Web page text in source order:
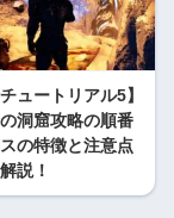
ュートリアル5】
洞窟攻略の順番
の特徴と注意点
説！